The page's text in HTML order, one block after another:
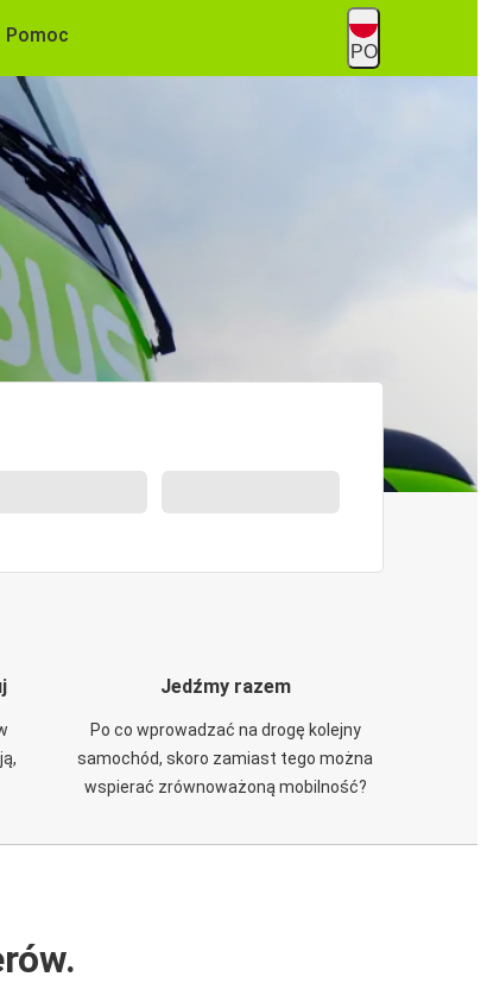
Pomoc
PO
Jedźmy razem
Po co wprowadzać na drogę kolejny
samochód, skoro zamiast tego można
wspierać zrównoważoną mobilność?